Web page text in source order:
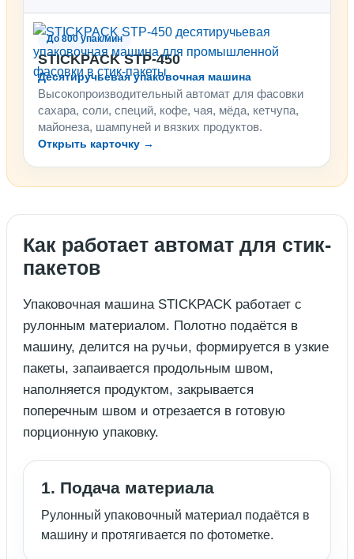
До 800 упак/мин
STICKPACK STP-450
Десятиручьевая упаковочная машина
Высокопроизводительный автомат для фасовки
сахара, соли, специй, кофе, чая, мёда, кетчупа,
майонеза, шампуней и вязких продуктов.
Открыть карточку →
Как работает автомат для стик-
пакетов
Упаковочная машина STICKPACK работает с
рулонным материалом. Полотно подаётся в
машину, делится на ручьи, формируется в узкие
пакеты, запаивается продольным швом,
наполняется продуктом, закрывается
поперечным швом и отрезается в готовую
порционную упаковку.
1. Подача материала
Рулонный упаковочный материал подаётся в
машину и протягивается по фотометке.